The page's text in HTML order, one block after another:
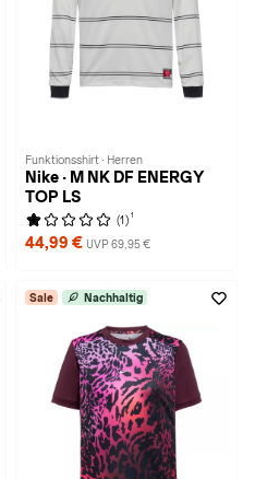
Funktionsshirt · Herren
Nike · M NK DF ENERGY
TOP LS
(1) 1
44,99 € UVP 69,95 €
Sale Nachhaltig